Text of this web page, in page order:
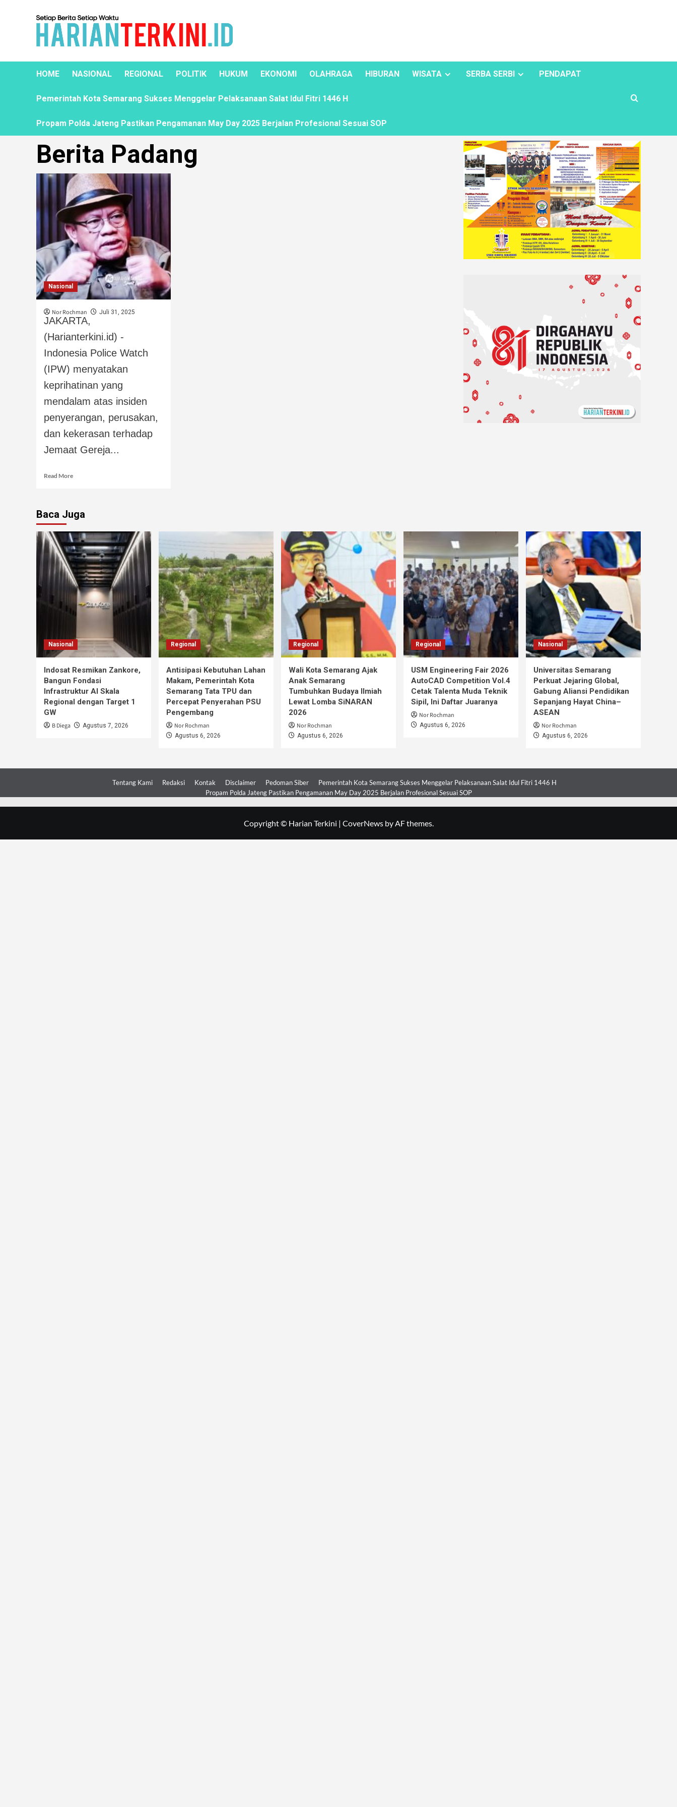
HOME NASIONAL REGIONAL POLITIK HUKUM EKONOMI OLAHRAGA HIBURAN WISATA SERBA SERBI PENDAPAT
Pemerintah Kota Semarang Sukses Menggelar Pelaksanaan Salat Idul Fitri 1446 H
Propam Polda Jateng Pastikan Pengamanan May Day 2025 Berjalan Profesional Sesuai SOP
Berita Padang
Nasional
Nor Rochman Juli 31, 2025
JAKARTA,
(Harianterkini.id) -
Indonesia Police Watch
(IPW) menyatakan
keprihatinan yang
mendalam atas insiden
penyerangan, perusakan,
dan kekerasan terhadap
Jemaat Gereja...
Read More
Baca Juga
Nasional
Indosat Resmikan Zankore,
Bangun Fondasi
Infrastruktur AI Skala
Regional dengan Target 1
GW
B Diega Agustus 7, 2026
Regional
Antisipasi Kebutuhan Lahan
Makam, Pemerintah Kota
Semarang Tata TPU dan
Percepat Penyerahan PSU
Pengembang
Nor Rochman
Agustus 6, 2026
Regional
Wali Kota Semarang Ajak
Anak Semarang
Tumbuhkan Budaya Ilmiah
Lewat Lomba SiNARAN
2026
Nor Rochman
Agustus 6, 2026
Regional
USM Engineering Fair 2026
AutoCAD Competition Vol.4
Cetak Talenta Muda Teknik
Sipil, Ini Daftar Juaranya
Nor Rochman
Agustus 6, 2026
Nasional
Universitas Semarang
Perkuat Jejaring Global,
Gabung Aliansi Pendidikan
Sepanjang Hayat China–
ASEAN
Nor Rochman
Agustus 6, 2026
Tentang Kami Redaksi Kontak Disclaimer Pedoman Siber
Pemerintah Kota Semarang Sukses Menggelar Pelaksanaan Salat Idul Fitri 1446 H
Propam Polda Jateng Pastikan Pengamanan May Day 2025 Berjalan Profesional Sesuai SOP
Copyright © Harian Terkini | CoverNewsby AF themes.